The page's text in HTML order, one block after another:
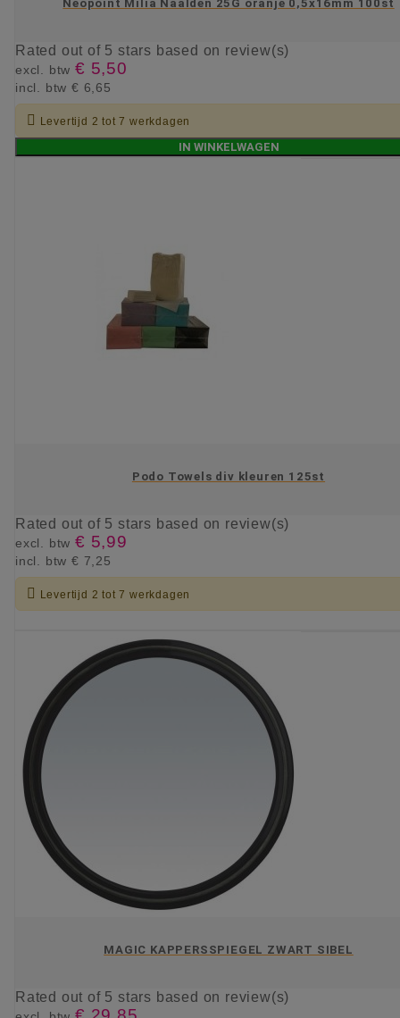
Neopoint Milia Naalden 25G oranje 0,5x16mm 100st
Rated out of 5 stars based on review(s)
excl. btw € 5,50
incl. btw € 6,65
 Levertijd 2 tot 7 werkdagen
IN WINKELWAGEN
Podo Towels div kleuren 125st
Rated out of 5 stars based on review(s)
excl. btw € 5,99
incl. btw € 7,25
 Levertijd 2 tot 7 werkdagen
MAGIC KAPPERSSPIEGEL ZWART SIBEL
Rated out of 5 stars based on review(s)